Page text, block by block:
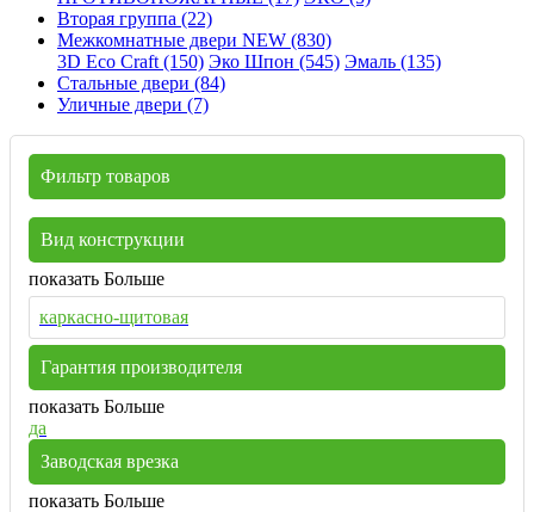
Вторая группа (22)
Межкомнатные двери NEW (830)
3D Eco Craft (150) Эко Шпон (545) Эмаль (135)
Стальные двери (84)
Уличные двери (7)
Фильтр товаров
Вид конструкции
показать Больше
каркасно-щитовая
Гарантия производителя
показать Больше
да
Заводская врезка
показать Больше